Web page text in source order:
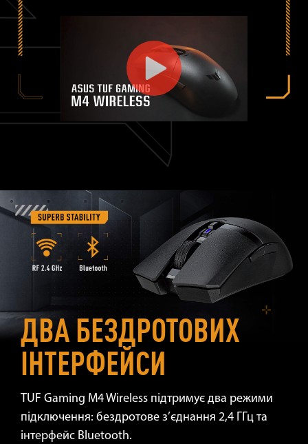
ДВА БЕЗДРОТОВИХ
ІНТЕРФЕЙСИ
TUF Gaming M4 Wireless підтримує два режими
підключення: бездротове з’єднання 2,4 ГГц та
інтерфейс Bluetooth.